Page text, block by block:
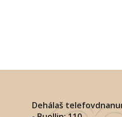
Dehálaš